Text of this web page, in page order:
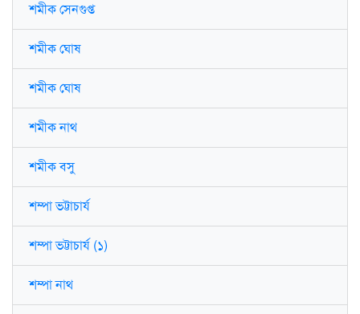
শমীক সেনগুপ্ত
শমীক ঘোষ
শমীক ঘোষ
শমীক নাথ
শমীক বসু
শম্পা ভট্টাচার্য
শম্পা ভট্টাচার্য (১)
শম্পা নাথ